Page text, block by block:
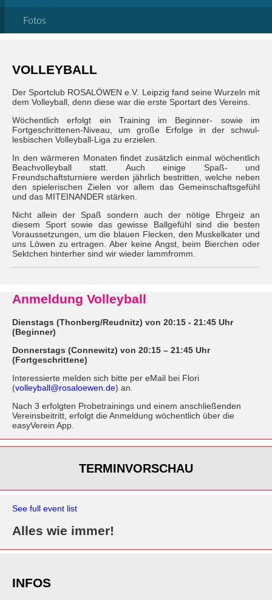
Fotos
VOLLEYBALL
Der Sportclub ROSALÖWEN e.V. Leipzig fand seine Wurzeln mit
dem Volleyball, denn diese war die erste Sportart des Vereins.
Wöchentlich erfolgt ein Training im Beginner- sowie im
Fortgeschrittenen-Niveau, um große Erfolge in der schwul-
lesbischen Volleyball-Liga zu erzielen.
In den wärmeren Monaten findet zusätzlich einmal wöchentlich
Beachvolleyball statt. Auch einige Spaß- und
Freundschaftsturniere werden jährlich bestritten, welche neben
den spielerischen Zielen vor allem das Gemeinschaftsgefühl
und das MITEINANDER stärken.
Nicht allein der Spaß sondern auch der nötige Ehrgeiz an
diesem Sport sowie das gewisse Ballgefühl sind die besten
Voraussetzungen, um die blauen Flecken, den Muskelkater und
uns Löwen zu ertragen. Aber keine Angst, beim Bierchen oder
Sektchen hinterher sind wir wieder lammfromm.
Anmeldung Volleyball
Dienstags (Thonberg/Reudnitz) von 20:15 - 21:45 Uhr
(Beginner)
Donnerstags (Connewitz) von 20:15 – 21:45 Uhr
(Fortgeschrittene)
Interessierte melden sich bitte per eMail bei Flori
(volleyball@rosaloewen.de) an.
Nach 3 erfolgten Probetrainings und einem anschließenden
Vereinsbeitritt, erfolgt die Anmeldung wöchentlich über die
easyVerein App.
TERMINVORSCHAU
See full event list
Alles wie immer!
INFOS